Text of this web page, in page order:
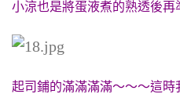
小涼也是將蛋液煮的熟透後
起司鋪的滿滿滿滿～～～這